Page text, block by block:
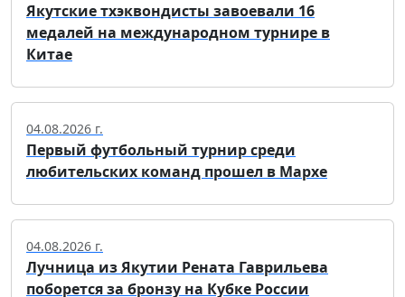
Якутские тхэквондисты завоевали 16
медалей на международном турнире в
Китае
04.08.2026 г.
Первый футбольный турнир среди
любительских команд прошел в Мархе
04.08.2026 г.
Лучница из Якутии Рената Гаврильева
поборется за бронзу на Кубке России